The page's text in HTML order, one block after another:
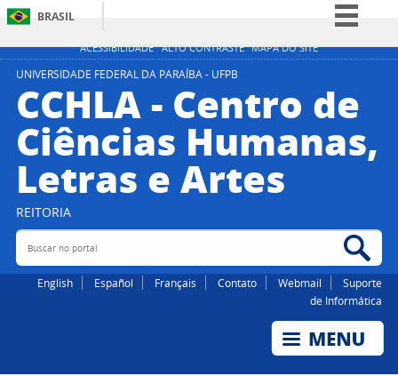
ACESSIBILIDADE ALTO CONTRASTE MAPA DO SITE
BRASIL
Simplifique!
Participe
Legislação
Canais
UNIVERSIDADE FEDERAL DA PARAÍBA - UFPB
CCHLA - Centro de
Ciências Humanas,
Letras e Artes
REITORIA
Buscar no portal
English Español Français Contato Webmail
Suporte
de Informática